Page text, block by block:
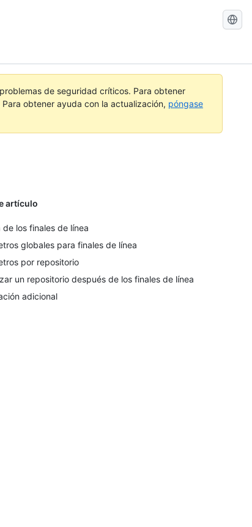
Buscar
de seguridad críticos. Para obtener
Para obtener ayuda con la actualización, póngase
artículo
de los finales de línea
globales para finales de línea
por repositorio
un repositorio después de los finales de línea
adicional